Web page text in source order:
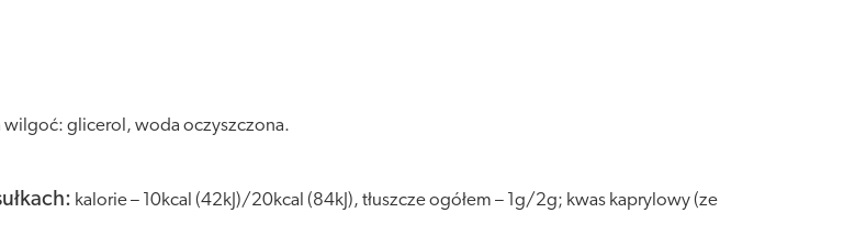
wilgoć: glicerol, woda oczyszczona.
kalorie – 10kcal (42kJ)/20kcal (84kJ), tłuszcze ogółem – 1g/2g; kwas kaprylowy (ze